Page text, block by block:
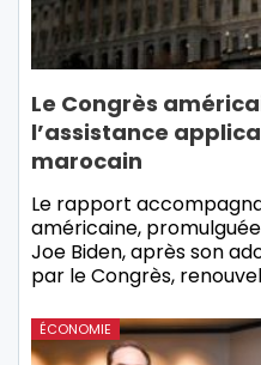
Le Congrès
l’assistance
marocain
Le rapport
américaine,
Joe Biden, après son
par le Congrès,
ÉCONOMIE